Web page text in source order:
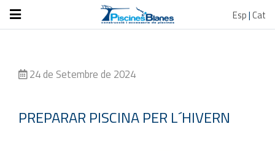
Esp|Cat
24 de Setembre de 2024
PREPARAR PISCINA PER L´HIVERN